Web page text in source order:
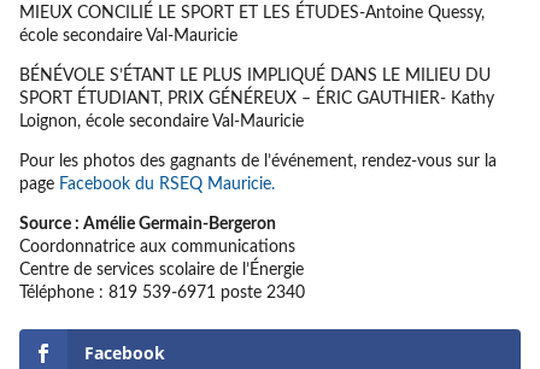
MIEUX CONCILIÉ LE SPORT ET LES ÉTUDES-Antoine Quessy,
école secondaire Val-Mauricie
BÉNÉVOLE S’ÉTANT LE PLUS IMPLIQUÉ DANS LE MILIEU DU
SPORT ÉTUDIANT, PRIX GÉNÉREUX – ÉRIC GAUTHIER- Kathy
Loignon, école secondaire Val-Mauricie
Pour les photos des gagnants de l’événement, rendez-vous sur la
page Facebook du RSEQ Mauricie.
Source : Amélie Germain-Bergeron
Coordonnatrice aux communications
Centre de services scolaire de l’Énergie
Téléphone : 819 539-6971 poste 2340
Facebook